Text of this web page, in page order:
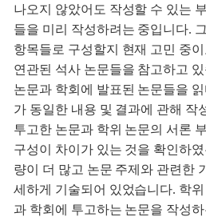
나오지 않았어도 작성할 수 있는
들을 미리 작성하려는 중입니다.
항목들로 구성할지 현재 고민 중
연관된 석사 논문들을 참고하고
논문과 학회에 발표된 논문들을
가 동일한 내용 및 결과에 관해 작
투고한 논문과 학위 논문의 서론
구성이 차이가 있는 것을 확인하
량이 더 많고 논문 주제와 관련한
세하게 기술되어 있었습니다. 학
과 학회에 투고하는 논문을 작성